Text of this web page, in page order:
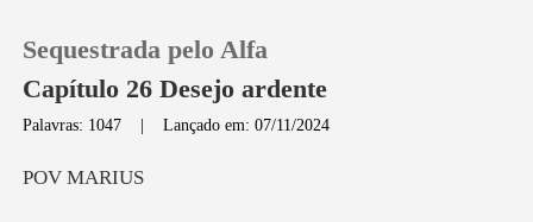
Sequestrada pelo Alfa
Capítulo 26 Desejo ardente
Palavras: 1047 |Lançado em: 07/11/2024
MA